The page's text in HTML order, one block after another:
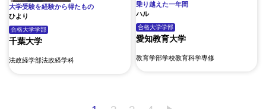
大学受験を経験から得たもの
ひより
合格大学学部
千葉大学
法政経学部法政経学科
乗り越えた一年間
ハル
合格大学学部
愛知教育大学
教育学部学校教育科学専修